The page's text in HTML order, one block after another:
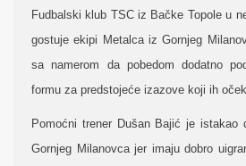
Fudbalski klub TSC iz Bačke Topole u
gostuje ekipi Metalca iz Gornjeg
sa namerom da pobedom dodatno
formu za predstojeće izazove koji ih
Pomoćni trener Dušan Bajić je istakao
Gornjeg Milanovca jer imaju dobro